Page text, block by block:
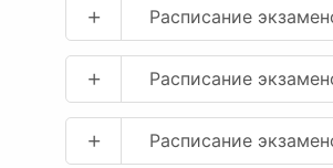
+ Расписание
+ Расписание
+ Расписание